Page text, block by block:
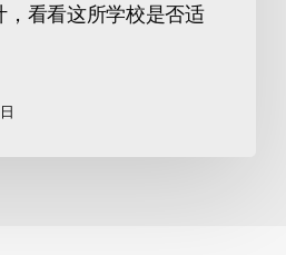
看看这所学校是否适